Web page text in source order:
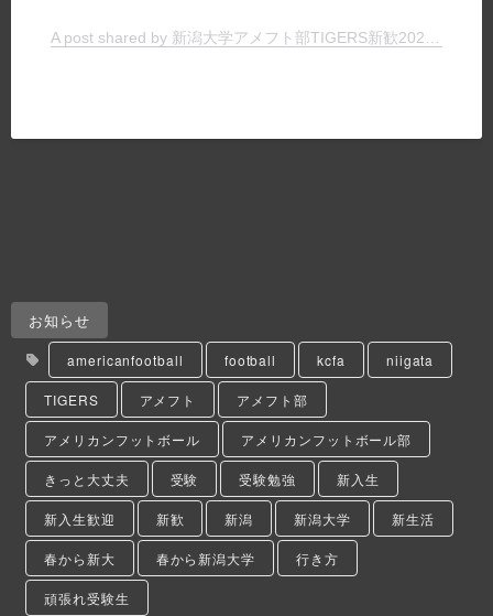
お知らせ
americanfootball football kcfa niigata
TIGERS アメフト アメフト部
アメリカンフットボール アメリカンフットボール部
きっと大丈夫 受験 受験勉強 新入生
新入生歓迎 新歓 新潟 新潟大学 新生活
春から新大 春から新潟大学 行き方
頑張れ受験生